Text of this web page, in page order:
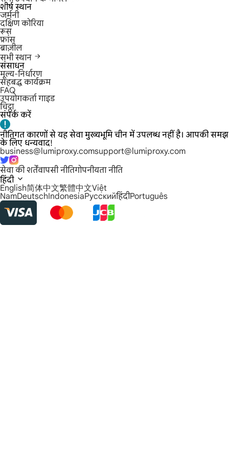
शीर्ष स्थान
जर्मनी
दक्षिण कोरिया
रूस
फ्रांस
ब्राज़ील
सभी स्थान
संसाधन
मूल्य-निर्धारण
सहबद्ध कार्यक्रम
FAQ
उपयोगकर्ता गाइड
चिट्ठा
संपर्क करें
नीतिगत कारणों से यह सेवा मुख्यभूमि चीन में उपलब्ध नहीं है। आपकी समझ
के लिए धन्यवाद!
business@lumiproxy.comsupport@lumiproxy.com
सेवा की शर्तेंवापसी नीतिगोपनीयता नीति
हिंदी
English简体中文繁體中文Việt
NamDeutschIndonesiaРусскийहिंदीPortuguês